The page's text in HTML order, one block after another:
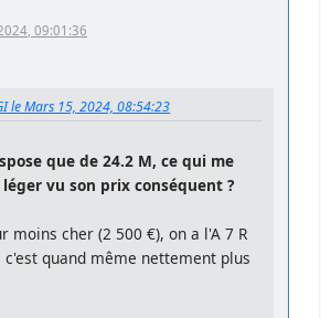
09:01:36
le Mars 15, 2024, 08:54:23
que de 24.2 M, ce qui me
vu son prix conséquent ?
moins cher (2 500 €), on a l'A 7 R
quand même nettement plus